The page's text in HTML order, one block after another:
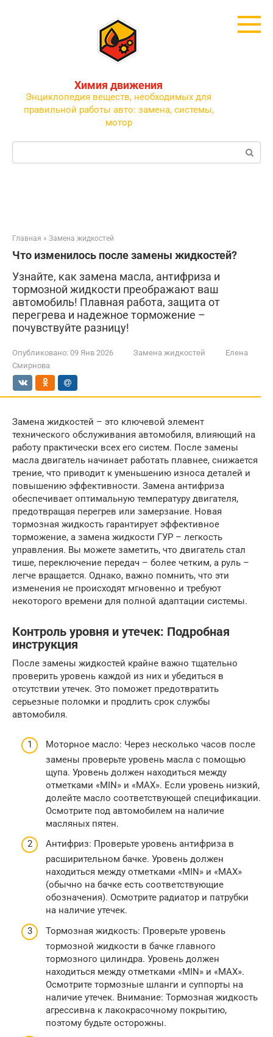
Химия движения
Энциклопедия веществ, необходимых для
правильной работы авто: замена, системы,
мотор
Поиск:
Главная » Замена жидкостей
Что изменилось после замены жидкостей?
Узнайте, как замена масла, антифриза и
тормозной жидкости преображают ваш
автомобиль! Плавная работа, защита от
перегрева и надежное торможение –
почувствуйте разницу!
Опубликовано: 09 Янв 2026 Замена жидкостей
Елена
Смирнова
Замена жидкостей – это ключевой элемент
технического обслуживания автомобиля, влияющий на
работу практически всех его систем. После замены
масла двигатель начинает работать плавнее, снижается
трение, что приводит к уменьшению износа деталей и
повышению эффективности. Замена антифриза
обеспечивает оптимальную температуру двигателя,
предотвращая перегрев или замерзание. Новая
тормозная жидкость гарантирует эффективное
торможение, а замена жидкости ГУР – легкость
управления. Вы можете заметить, что двигатель стал
тише, переключение передач – более четким, а руль –
легче вращается. Однако, важно помнить, что эти
изменения не происходят мгновенно и требуют
некоторого времени для полной адаптации системы.
Контроль уровня и утечек: Подробная
инструкция
После замены жидкостей крайне важно тщательно
проверить уровень каждой из них и убедиться в
отсутствии утечек. Это поможет предотвратить
серьезные поломки и продлить срок службы
автомобиля.
Моторное масло: Через несколько часов после
замены проверьте уровень масла с помощью
щупа. Уровень должен находиться между
отметками «MIN» и «MAX». Если уровень низкий,
долейте масло соответствующей спецификации.
Осмотрите под автомобилем на наличие
масляных пятен.
Антифриз: Проверьте уровень антифриза в
расширительном бачке. Уровень должен
находиться между отметками «MIN» и «MAX»
(обычно на бачке есть соответствующие
обозначения). Осмотрите радиатор и патрубки
на наличие утечек.
Тормозная жидкость: Проверьте уровень
тормозной жидкости в бачке главного
тормозного цилиндра. Уровень должен
находиться между отметками «MIN» и «MAX».
Осмотрите тормозные шланги и суппорты на
наличие утечек. Внимание: Тормозная жидкость
агрессивна к лакокрасочному покрытию,
поэтому будьте осторожны.